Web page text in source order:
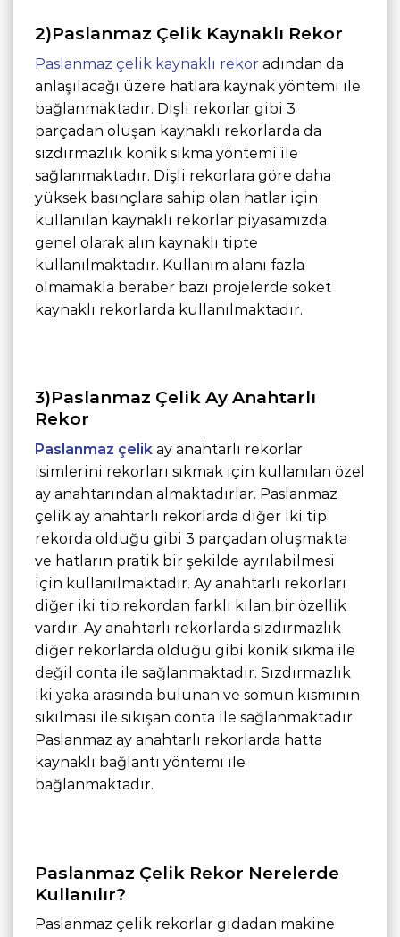
2)Paslanmaz Çelik Kaynaklı Rekor
Paslanmaz çelik kaynaklı rekor adından da
anlaşılacağı üzere hatlara kaynak yöntemi ile
bağlanmaktadır. Dişli rekorlar gibi 3
parçadan oluşan kaynaklı rekorlarda da
sızdırmazlık konik sıkma yöntemi ile
sağlanmaktadır. Dişli rekorlara göre daha
yüksek basınçlara sahip olan hatlar için
kullanılan kaynaklı rekorlar piyasamızda
genel olarak alın kaynaklı tipte
kullanılmaktadır. Kullanım alanı fazla
olmamakla beraber bazı projelerde soket
kaynaklı rekorlarda kullanılmaktadır.
3)Paslanmaz Çelik Ay Anahtarlı
Rekor
Paslanmaz çelik ay anahtarlı rekorlar
isimlerini rekorları sıkmak için kullanılan özel
ay anahtarından almaktadırlar. Paslanmaz
çelik ay anahtarlı rekorlarda diğer iki tip
rekorda olduğu gibi 3 parçadan oluşmakta
ve hatların pratik bir şekilde ayrılabilmesi
için kullanılmaktadır. Ay anahtarlı rekorları
diğer iki tip rekordan farklı kılan bir özellik
vardır. Ay anahtarlı rekorlarda sızdırmazlık
diğer rekorlarda olduğu gibi konik sıkma ile
değil conta ile sağlanmaktadır. Sızdırmazlık
iki yaka arasında bulunan ve somun kısmının
sıkılması ile sıkışan conta ile sağlanmaktadır.
Paslanmaz ay anahtarlı rekorlarda hatta
kaynaklı bağlantı yöntemi ile
bağlanmaktadır.
Paslanmaz Çelik Rekor Nerelerde
Kullanılır?
Paslanmaz çelik rekorlar gıdadan makine